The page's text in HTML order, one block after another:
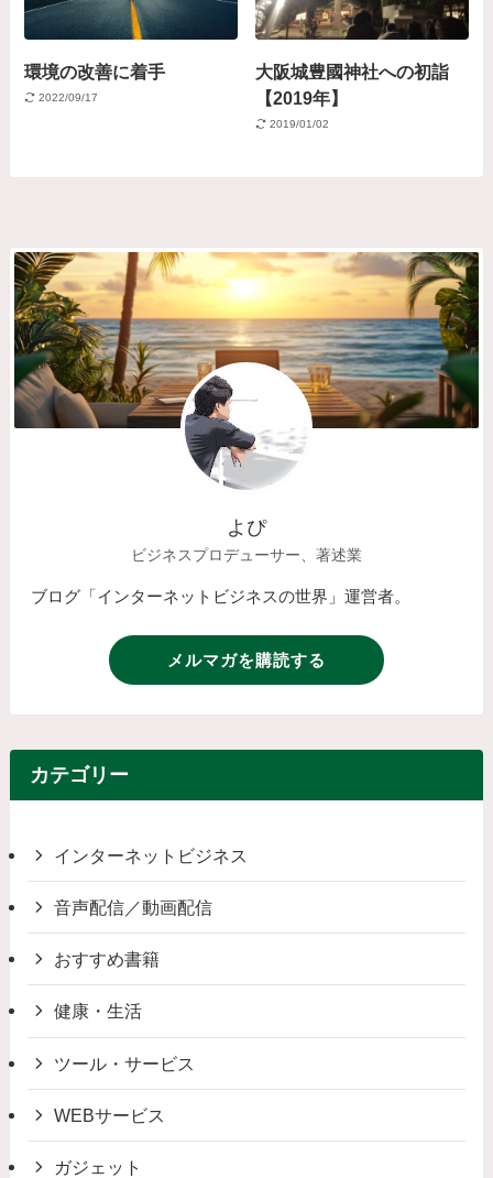
環境の改善に着手
2022/09/17
大阪城豊國神社への初詣
【2019年】
2019/01/02
よぴ
ビジネスプロデューサー、著述業
ブログ「インターネットビジネスの世界」運営者。
メルマガを購読する
カテゴリー
インターネットビジネス
音声配信／動画配信
おすすめ書籍
健康・生活
ツール・サービス
WEBサービス
ガジェット